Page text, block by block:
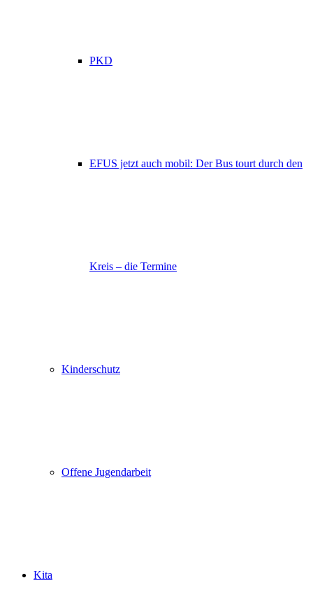
PKD
EFUS jetzt auch mobil: Der Bus tourt durch den
Kreis – die Termine
Kinderschutz
Offene Jugendarbeit
Kita